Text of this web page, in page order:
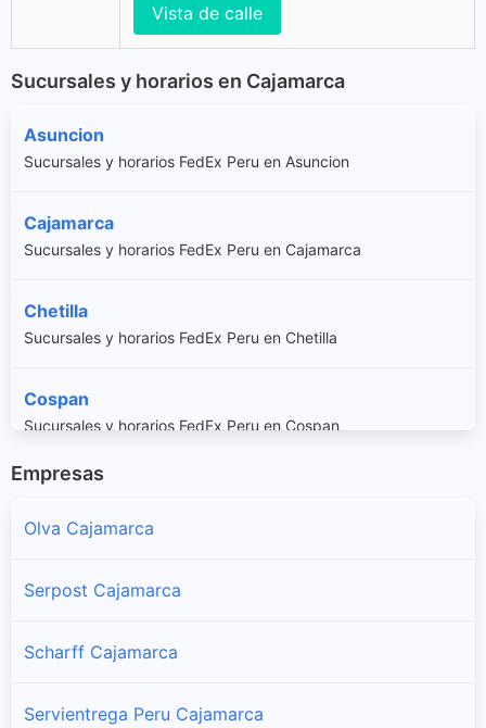
Vista de calle
Sucursales y horarios en Cajamarca
Asuncion
Sucursales y horarios FedEx Peru en Asuncion
Cajamarca
Sucursales y horarios FedEx Peru en Cajamarca
Chetilla
Sucursales y horarios FedEx Peru en Chetilla
Cospan
Sucursales y horarios FedEx Peru en Cospan
Encañada
Sucursales y horarios FedEx Peru en Jesus
Llacanora
Empresas
Olva Cajamarca
Serpost Cajamarca
Scharff Cajamarca
Servientrega Peru Cajamarca